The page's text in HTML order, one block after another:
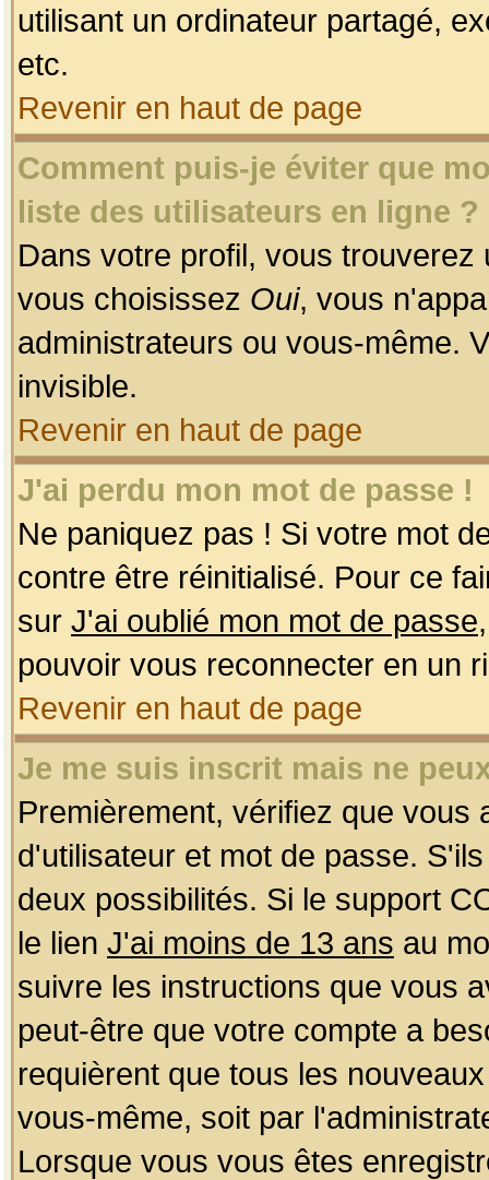
utilisant un ordinateur partagé,
etc.
Revenir en haut de page
Comment puis-je éviter que
liste des utilisateurs en ligne ?
Dans votre profil, vous
vous choisissez Oui, vous
administrateurs ou vous-même.
invisible.
Revenir en haut de page
J'ai perdu mon mot de passe !
Ne paniquez pas ! Si votre mot
contre être réinitialisé. Pour ce
sur J'ai oublié mon mot de passe
pouvoir vous reconnecter en un
Revenir en haut de page
Je me suis inscrit mais ne
Premièrement, vérifiez que
d'utilisateur et mot de passe.
deux possibilités. Si le support
le lien J'ai moins de 13 ans au
suivre les instructions que vous
peut-être que votre compte a
requièrent que tous les
vous-même, soit par
Lorsque vous vous êtes